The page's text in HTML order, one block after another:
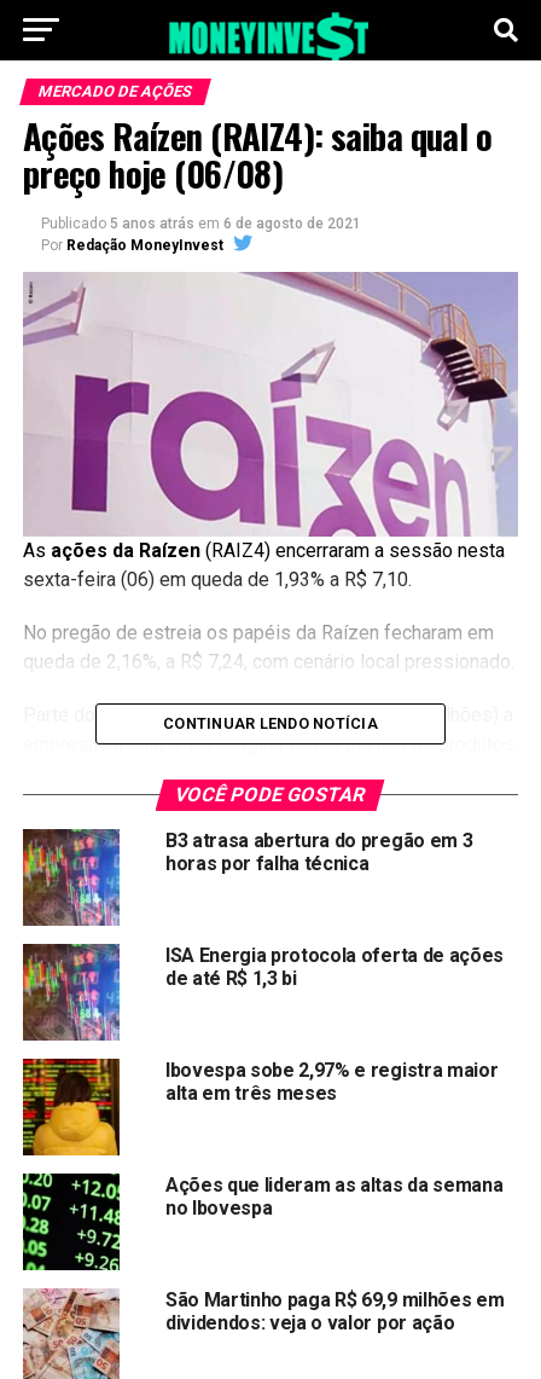
MERCADO DE AÇÕES
Ações Raízen (RAIZ4): saiba qual o
preço hoje (06/08)
Publicado 5 anos atrás em 6 de agosto de 2021
Por Redação MoneyInvest
As ações da Raízen(RAIZ4) encerraram a sessão nesta
sexta-feira (06) em queda de 1,93% a R$ 7,10.
No pregão de estreia os papéis da Raízen fecharam em
queda de 2,16%, a R$ 7,24, com cenário local pressionado.
Parte do dinheiro arrecadado com oIPO(R$ 6,7 bilhões) a
empresa irá utilizar para erguer novas plantas de produtos
Bolsa de Valores (B3)
OIbovespa
pontos. O volume financeiro foi de R$ 27,99 B. O Dólar
fechou em alta de 0,51%, a R$ 5,236.
Compartilhar:
Copy
Link
WhatsApp
TwitterFacebook
RedditEmail
TÓPICOS RELACIONADOS:
Ibovespa sobe com bancos e proteínas, mas queda
de commodities limita fôlego
NÃO PERCA:
(06/08)
CONTINUAR LENDO NOTÍCIA
VOCÊ PODE GOSTAR
B3 atrasa abertura do pregão em 3
horas por falha técnica
ISA Energia protocola oferta de ações
de até R$ 1,3 bi
Ibovespa sobe 2,97% e registra maior
alta em três meses
Ações que lideram as altas da semana
no Ibovespa
São Martinho paga R$ 69,9 milhões em
dividendos: veja o valor por ação